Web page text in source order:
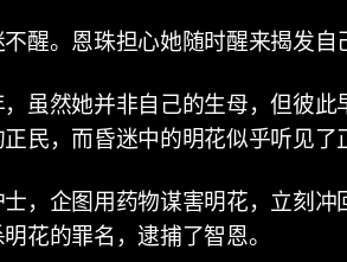
醒。恩珠担心她随时醒来揭发自
虽然她并非自己的生母，但彼
民，而昏迷中的明花似乎听见了
，企图用药物谋害明花，立刻
花的罪名，逮捕了智恩。